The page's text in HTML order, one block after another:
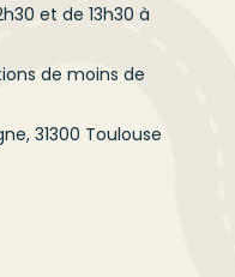
et de 13h30 à
de moins de
31300 Toulouse